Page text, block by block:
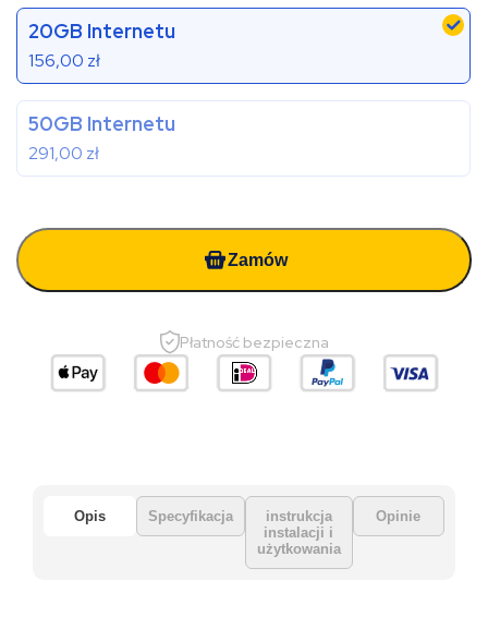
20GB Internetu
156,00 zł
50GB Internetu
291,00 zł
Zamów
Płatność bezpieczna
Opis Specyfikacja
instrukcja
instalacji i
użytkowania
Opinie